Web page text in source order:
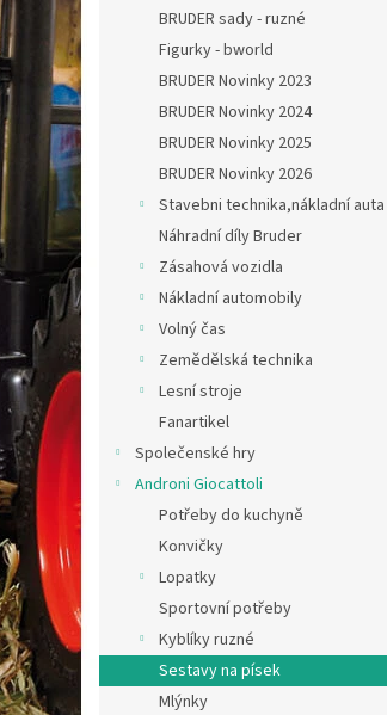
BRUDER sady - ruzné
Figurky - bworld
BRUDER Novinky 2023
BRUDER Novinky 2024
BRUDER Novinky 2025
BRUDER Novinky 2026
Stavebni technika,nákladní auta
Náhradní díly Bruder
Zásahová vozidla
Nákladní automobily
Volný čas
Zemědělská technika
Lesní stroje
Fanartikel
Společenské hry
Androni Giocattoli
Potřeby do kuchyně
Konvičky
Lopatky
Sportovní potřeby
Kyblíky ruzné
Sestavy na písek
Mlýnky